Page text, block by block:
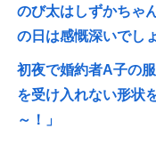
のび太はしずかちゃ
の日は感慨深いでし
初夜で婚約者A子の
を受け入れない形状
～！」